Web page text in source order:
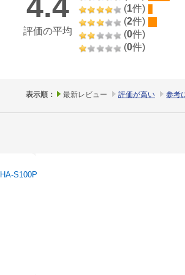
4.4
評価の平均
(1件)
(2件)
(0件)
(0件)
表示順： 最新レビュー 評価が高い 参考
S100P